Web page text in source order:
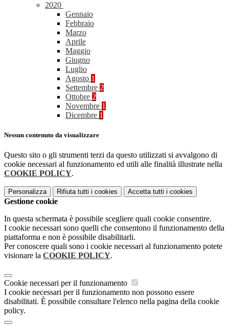
2020
Gennaio
Febbraio
Marzo
Aprile
Maggio
Giugno
Luglio
Agosto 1
Settembre 2
Ottobre 2
Novembre 1
Dicembre 1
Nessun contenuto da visualizzare
Questo sito o gli strumenti terzi da questo utilizzati si avvalgono di
cookie necessari al funzionamento ed utili alle finalità illustrate nella
COOKIE POLICY.
Personalizza Rifiuta tutti i cookies Accetta tutti i cookies
Gestione cookie
In questa schermata è possibile scegliere quali cookie consentire.
I cookie necessari sono quelli che consentono il funzionamento della
piattaforma e non è possibile disabilitarli.
Per conoscere quali sono i cookie necessari al funzionamento potete
visionare la COOKIE POLICY.
Cookie necessari per il funzionamento
I cookie necessari per il funzionamento non possono essere
disabilitati. È possibile consultare l'elenco nella pagina della cookie
policy.